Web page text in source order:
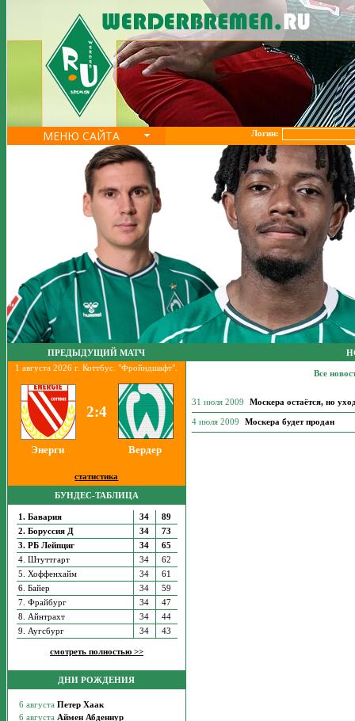
МЕНЮ САЙТА Логин:
ПРЕДЫДУЩИЙ МАТЧ
1 августа 2026 г. Коттбус. "Фройндшафт".
2:4
Энерги Вердер
статистика
БУНДЕС-ТАБЛИЦА
1. Бавария 34
89
2. Боруссия Д
34
73
3. РБ Лейпциг
34
65
4. Штуттгарт
34
62
5. Хоффенхайм
34
61
6. Байер
34
59
7. Фрайбург
34
47
8. Айнтрахт
34
44
9. Аугсбург
34 43
смотреть полностью >>
ДНИ РОЖДЕНИЯ
Все
31 июля 2009 Москера остаётся, но
4 июля 2009 Москера будет продан